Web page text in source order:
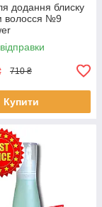
додання блиску
волосся №9
710 ₴
Купити